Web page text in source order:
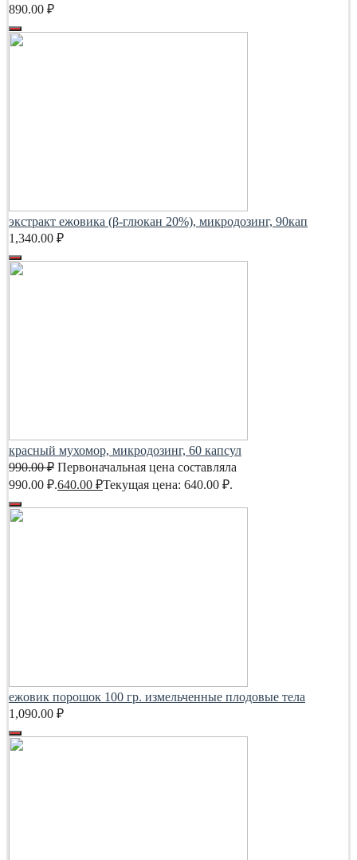
890.00 ₽
экстракт ежовика (β-глюкан 20%), микродозинг, 90кап
1,340.00 ₽
красный мухомор, микродозинг, 60 капсул
990.00₽ Первоначальная цена составляла
990.00 ₽.640.00 ₽Текущая цена: 640.00 ₽.
ежовик порошок 100 гр. измельченные плодовые тела
1,090.00 ₽